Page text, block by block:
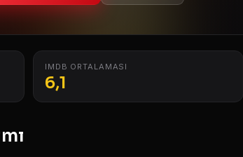
IMDB ORTALAMASI
6,1